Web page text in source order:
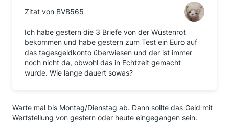
Zitat von BVB565
Ich habe gestern die 3 Briefe von der Wüstenrot
bekommen und habe gestern zum Test ein Euro auf
das tagesgeldkonto überwiesen und der ist immer
noch nicht da, obwohl das in Echtzeit gemacht
wurde. Wie lange dauert sowas?
Warte mal bis Montag/Dienstag ab. Dann sollte das Geld mit
Wertstellung von gestern oder heute eingegangen sein.